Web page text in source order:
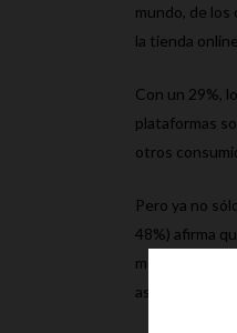
mundo, de los
la tienda
Con un 29%,
plataformas
otros
Pero ya no
48%) afirma
media global,
aspecto